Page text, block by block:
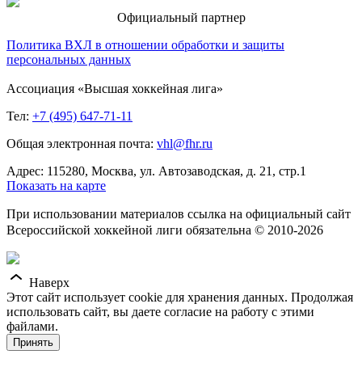
Официальный партнер
Политика ВХЛ в отношении обработки и защиты
персональных данных
Ассоциация «Высшая хоккейная лига»
Тел: +7 (495) 647-71-11
Общая электронная почта: vhl@fhr.ru
Адрес: 115280, Москва, ул. Автозаводская, д. 21, стр.1
Показать на карте
При использовании материалов ссылка на официальный сайт
Всероссийской хоккейной лиги обязательна © 2010-2026
Наверх
Этот сайт использует cookie для хранения данных. Продолжая
использовать сайт, вы даете согласие на работу с этими
файлами.
Принять